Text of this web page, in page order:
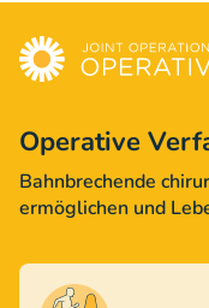
Operative
Bahnbrechende
ermöglichen und